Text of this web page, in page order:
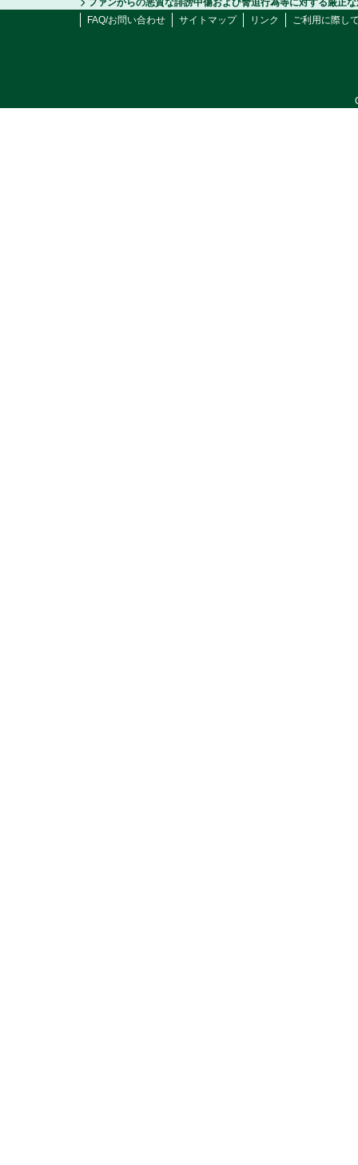
ファンからの悪質な誹謗中傷および脅迫行為等に対する厳正
FAQ/お問い合わせ
サイトマップ リンク ご利用に際し